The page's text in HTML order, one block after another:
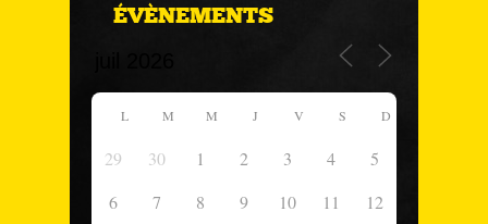
ÉVÈNEMENTS
L M M J V S D
29 30 1 2 3 4
5
6
7 8 9 10 11
12